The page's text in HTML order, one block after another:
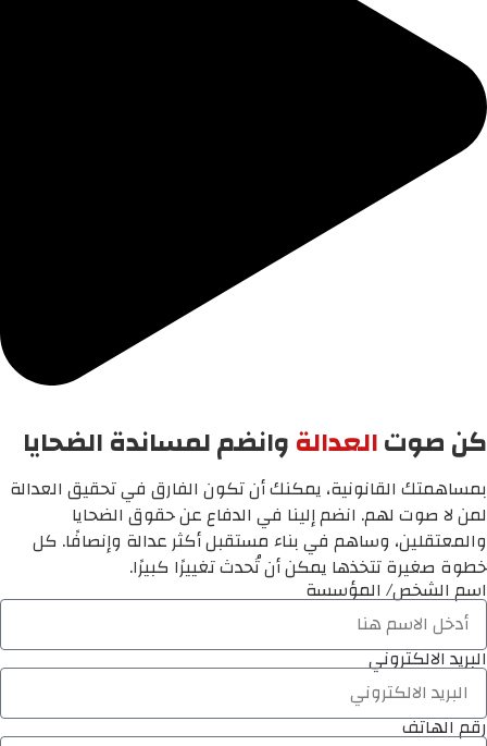
كن صوتالعدالةوانضم لمساندة الضحايا
بمساهمتك القانونية، يمكنك أن تكون الفارق في تحقيق العدالة
لمن لا صوت لهم. انضم إلينا في الدفاع عن حقوق الضحايا
والمعتقلين، وساهم في بناء مستقبل أكثر عدالة وإنصافًا. كل
خطوة صغيرة تتخذها يمكن أن تُحدث تغييرًا كبيرًا.
اسم الشخص/ المؤسسة
البريد الالكتروني
رقم الهاتف